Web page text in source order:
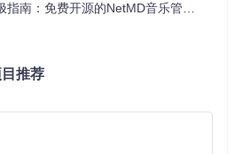
最佳音质。
设备将黑胶唱片数字化为24bit/96k
该模式会增强低频响应并保留黑胶
南：免费开源的NetMD音乐管理神器
推荐